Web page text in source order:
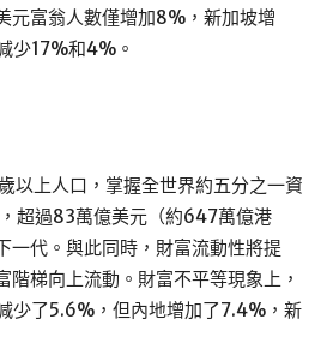
元富翁人數僅增加8%，新加坡增
少17%和4%。
以上人口，掌握全世界約五分之一資
超過83萬億美元（約647萬億港
一代。與此同時，財富流動性將提
階梯向上流動。財富不平等現象上，
少了5.6%，但內地增加了7.4%，新